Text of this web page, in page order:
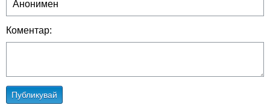
Коментар:
Публикувай